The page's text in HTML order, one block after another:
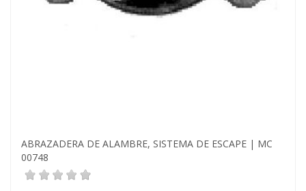
ABRAZADERA DE ALAMBRE, SISTEMA DE ESCAPE | MC
00748